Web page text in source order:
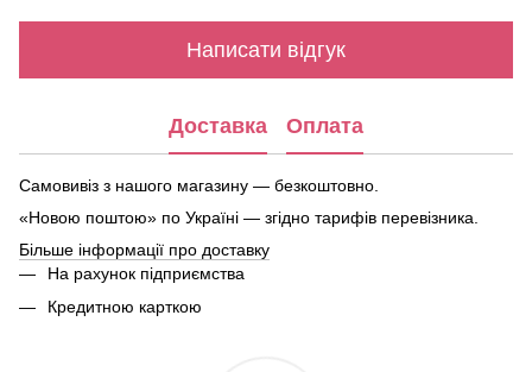
Написати відгук
Доставка Оплата
Самовивіз з нашого магазину — безкоштовно.
«Новою поштою» по Україні — згідно тарифів перевізника.
Більше інформації про доставку
На рахунок підприємства
Кредитною карткою